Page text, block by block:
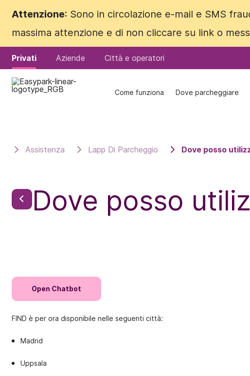
Attenzione: Sono in circolazione e-mail e SMS
massima attenzione e di non cliccare su link o
Privati Aziende Città e operatori
Come funziona Dove parcheggiare
Attenzione: Sono in circolazione e-mail e SMS
massima attenzione e di non cliccare su link o
Privati Aziende Città e operatori
Come funziona Dove parcheggiare
Assistenza Lapp Di Parcheggio Dove posso
Dove posso
Open Chatbot
FIND è per ora disponibile nelle seguenti città:
Madrid
Uppsala